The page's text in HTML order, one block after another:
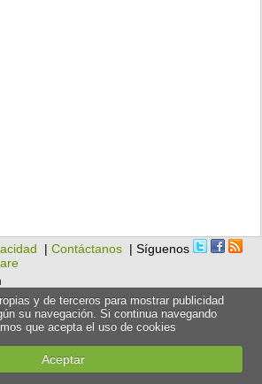
|Contáctanos | Síguenos
y de terceros para mostrar publicidad
su navegación. Si continua navegando
que acepta el uso de cookies
Aceptar